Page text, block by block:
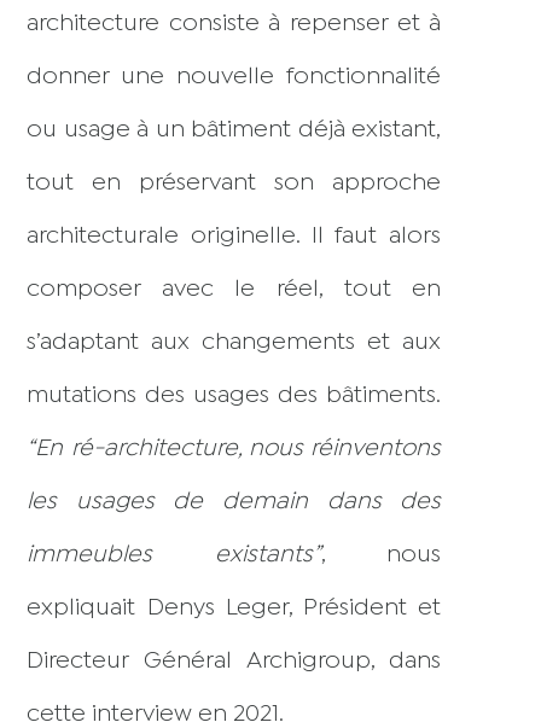
architecture consiste à repenser et à
donner une nouvelle fonctionnalité
ou usage à un bâtiment déjà existant,
tout en préservant son approche
architecturale originelle. Il faut alors
composer avec le réel, tout en
s’adaptant aux changements et aux
mutations des usages des bâtiments.
“En ré-architecture, nous réinventons
les usages de demain dans des
immeubles existants”, nous
expliquait Denys Leger, Président et
Directeur Général Archigroup, dans
cette interview en 2021.